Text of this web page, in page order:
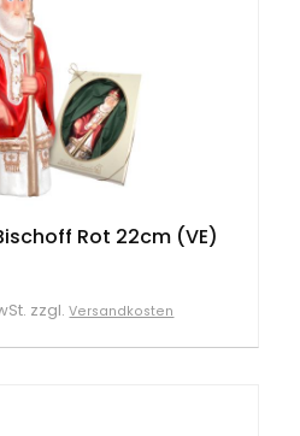
Rot 22cm (VE)
zzgl.Versandkosten